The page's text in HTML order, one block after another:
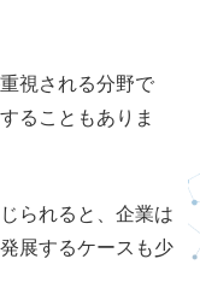
視される分野で
ることもありま
られると、企業は
展するケースも少